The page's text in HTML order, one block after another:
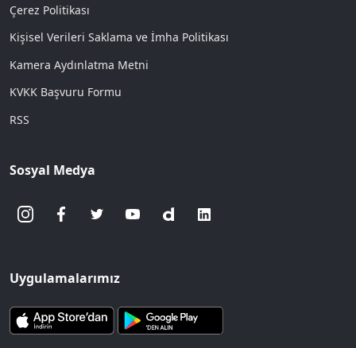
Çerez Politikası
Kişisel Verileri Saklama ve İmha Politikası
Kamera Aydınlatma Metni
KVKK Başvuru Formu
RSS
Sosyal Medya
Uygulamalarımız